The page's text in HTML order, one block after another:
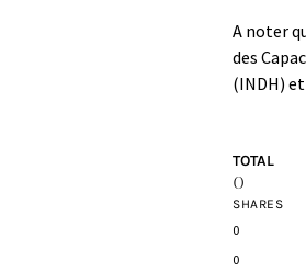
A noter
des
(INDH)
TOTAL
0
SHARES
0
0